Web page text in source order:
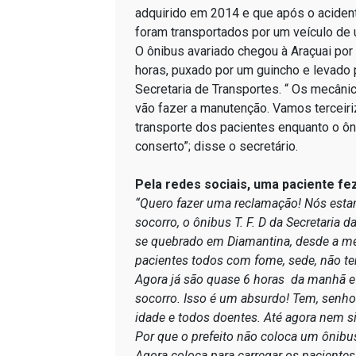
adquirido em 2014 e que após o
foram transportados por um veículo de
O ônibus avariado chegou à Araçuai
horas, puxado por um guincho e levado
Secretaria de Transportes. “ Os
vão fazer a manutenção. Vamos
transporte dos pacientes enquanto o
conserto”; disse o secretário.
Pela redes sociais, uma paciente
“Quero fazer uma reclamação! Nós
socorro, o ônibus T. F. D da Secretaria
se quebrado em Diamantina, desde a
pacientes todos com fome, sede, não
Agora já são quase 6 horas da manhã
socorro. Isso é um absurdo! Tem,
idade e todos doentes. Até agora nem
Por que o prefeito não coloca um